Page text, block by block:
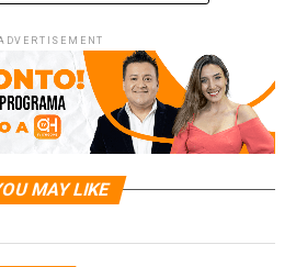
MAY LIKE